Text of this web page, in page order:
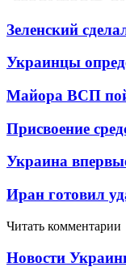
Зеленский
Украинцы
Майора ВСП
Присвоение
Украина
Иран готовил
Читать комментарии
Новости